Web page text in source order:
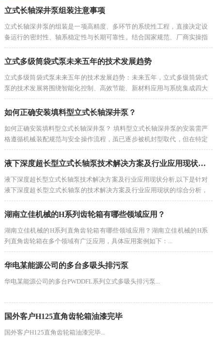
立式长轴深井泵组装注意事项
立式长轴深井泵的组装是一项高精度、多环节的系统性工程，直接决定设
备运行的‌密封性、轴系稳定性与长期可靠性‌。结合国家规范、厂商实操指
南与工程经验，组装须严格遵循以下分步流程与关键注意事项：...
立式多级筒袋式泵未来五年的技术发展趋势
立式多级筒袋式泵未来五年的技术发展趋势：未来五年，立式多级筒袋式
泵的技术发展将围绕‌智能化控制、高效节能、新材料应用与系统集成‌四大
方向加速演进，推动行业从“单一设备制造”向“智慧化、绿色化、高可靠
性解决方案”全面升级。其中，‌智能化与IE4及以上能效标准的全面落地将
智能监测与预测性维护功能‌。以下是具体发展趋势的系统性分析：...
如何正确安装填料型立式长轴深井泵？
如何正确安装填料型立式长轴深井泵？ 填料型立式长轴深井泵的安装需严
格遵循机械装配规范与安全操作流程，虽已逐步被机封型取代，但在特定
低风险场景中仍需规范操作。以下是系统性安装步骤与关键控制要点：...
液下深度超长型立式长轴泵技术解决方案及行业应用现状分析
液下深度超长型立式长轴泵技术解决方案及行业应用现状分析,以下是针对
液下深度超长型立式长轴泵的技术解决方案及行业应用现状的综合分析，
结合高可信度行业数据与技术规范：...
湖南立佳机械的H系列齿轮箱有哪些领域应用？
湖南立佳机械的H系列直角齿轮箱有哪些领域应用？‌湖南立佳机械的H系
列直角齿轮箱在多个领域有广泛应用，具体应用案例如下‌：...
华电某能源公司的多台多吸头排污泵
华电某能源公司的多台PWDDFL系列立式多吸头排污泵...
国外客户H125直角齿轮箱油漆完毕
国外客户H125直角齿轮箱油漆完毕...